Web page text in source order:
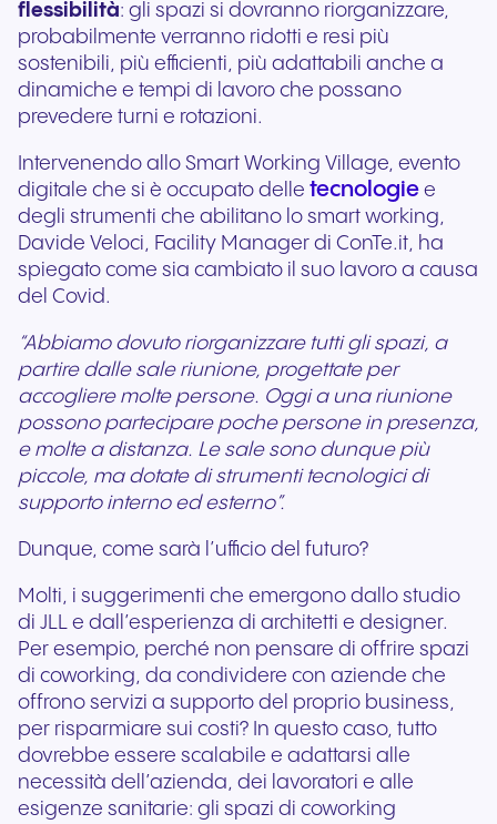
flessibilità: gli spazi si dovranno riorganizzare,
probabilmente verranno ridotti e resi più
sostenibili, più efficienti, più adattabili anche a
dinamiche e tempi di lavoro che possano
prevedere turni e rotazioni.
Intervenendo allo Smart Working Village, evento
digitale che si è occupato delle tecnologie e
degli strumenti che abilitano lo smart working,
Davide Veloci, Facility Manager di ConTe.it, ha
spiegato come sia cambiato il suo lavoro a causa
del Covid.
“Abbiamo dovuto riorganizzare tutti gli spazi, a
partire dalle sale riunione, progettate per
accogliere molte persone. Oggi a una riunione
possono partecipare poche persone in presenza,
e molte a distanza. Le sale sono dunque più
piccole, ma dotate di strumenti tecnologici di
supporto interno ed esterno”.
Dunque, come sarà l’ufficio del futuro?
Molti, i suggerimenti che emergono dallo studio
di JLL e dall’esperienza di architetti e designer.
Per esempio, perché non pensare di offrire spazi
di coworking, da condividere con aziende che
offrono servizi a supporto del proprio business,
per risparmiare sui costi? In questo caso, tutto
dovrebbe essere scalabile e adattarsi alle
necessità dell’azienda, dei lavoratori e alle
esigenze sanitarie: gli spazi di coworking